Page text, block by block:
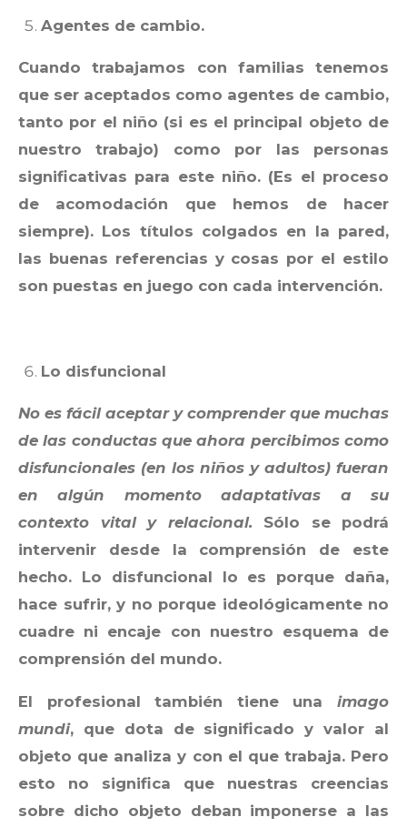
Agentes de cambio.
Cuando trabajamos con familias tenemos
que ser aceptados como agentes de cambio,
tanto por el niño (si es el principal objeto de
nuestro trabajo) como por las personas
significativas para este niño. (Es el proceso
de acomodación que hemos de hacer
siempre). Los títulos colgados en la pared,
las buenas referencias y cosas por el estilo
son puestas en juego con cada intervención.
Lo disfuncional
No es fácil aceptar y comprender que muchas
de las conductas que ahora percibimos como
disfuncionales (en los niños y adultos) fueran
en algún momento adaptativas a su
contexto vital y relacional. Sólo se podrá
intervenir desde la comprensión de este
hecho. Lo disfuncional lo es porque daña,
hace sufrir, y no porque ideológicamente no
cuadre ni encaje con nuestro esquema de
comprensión del mundo.
El profesional también tiene una imago
mundi, que dota de significado y valor al
objeto que analiza y con el que trabaja. Pero
esto no significa que nuestras creencias
sobre dicho objeto deban imponerse a las